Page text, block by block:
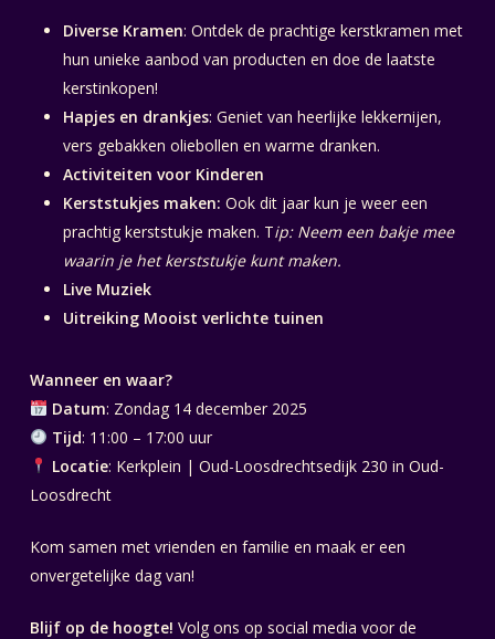
Diverse Kramen: Ontdek de prachtige kerstkramen met
hun unieke aanbod van producten en doe de laatste
kerstinkopen!
Hapjes en drankjes: Geniet van heerlijke lekkernijen,
vers gebakken oliebollen en warme dranken.
Activiteiten voor Kinderen
Kerststukjes maken: Ook dit jaar kun je weer een
prachtig kerststukje maken. Tip: Neem een bakje mee
waarin je het kerststukje kunt maken.
Live Muziek
Uitreiking Mooist verlichte tuinen
Wanneer en waar?
Datum: Zondag 14 december 2025
Tijd: 11:00 – 17:00 uur
Locatie: Kerkplein | Oud-Loosdrechtsedijk 230 in Oud-
Loosdrecht
Kom samen met vrienden en familie en maak er een
onvergetelijke dag van!
Blijf op de hoogte! Volg ons op social media voor de